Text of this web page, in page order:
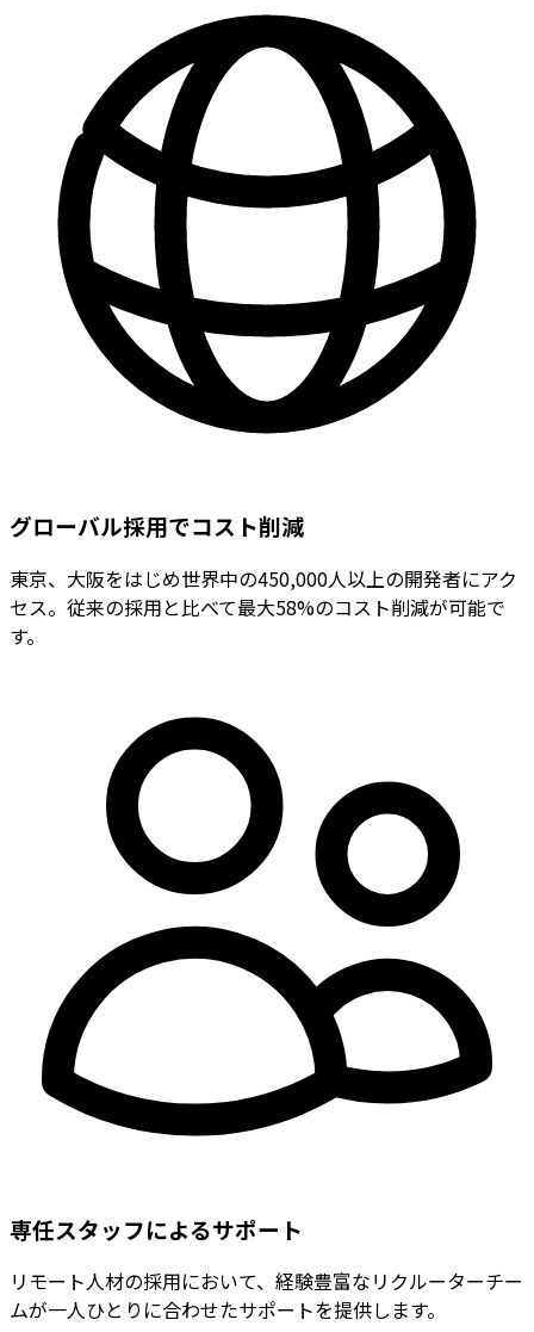
グローバル採用でコスト削減
東京、大阪をはじめ世界中の450,000人以上の開発者にアク
セス。従来の採用と比べて最大58%のコスト削減が可能で
す。
専任スタッフによるサポート
リモート人材の採用において、経験豊富なリクルーターチー
ムが一人ひとりに合わせたサポートを提供します。